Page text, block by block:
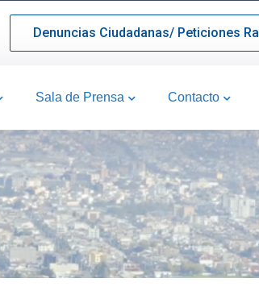
Denuncias Ciudadanas/ Peticiones
Sala de Prensa Contacto